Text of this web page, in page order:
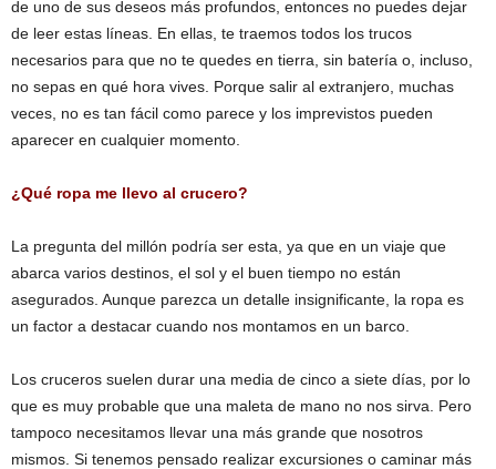
de uno de sus deseos más profundos, entonces no puedes dejar
de leer estas líneas. En ellas, te traemos todos los trucos
necesarios para que no te quedes en tierra, sin batería o, incluso,
no sepas en qué hora vives. Porque salir al extranjero, muchas
veces, no es tan fácil como parece y los imprevistos pueden
aparecer en cualquier momento.
¿Qué ropa me llevo al crucero?
La pregunta del millón podría ser esta, ya que en un viaje que
abarca varios destinos, el sol y el buen tiempo no están
asegurados. Aunque parezca un detalle insignificante, la ropa es
un factor a destacar cuando nos montamos en un barco.
Los cruceros suelen durar una media de cinco a siete días, por lo
que es muy probable que una maleta de mano no nos sirva. Pero
tampoco necesitamos llevar una más grande que nosotros
mismos. Si tenemos pensado realizar excursiones o caminar más